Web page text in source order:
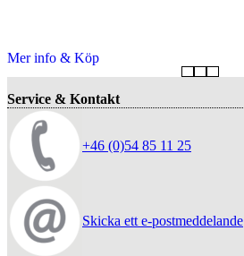
Mer info & Köp
Service & Kontakt
+46 (0)54 85 11 25
Skicka ett e-postmeddelande